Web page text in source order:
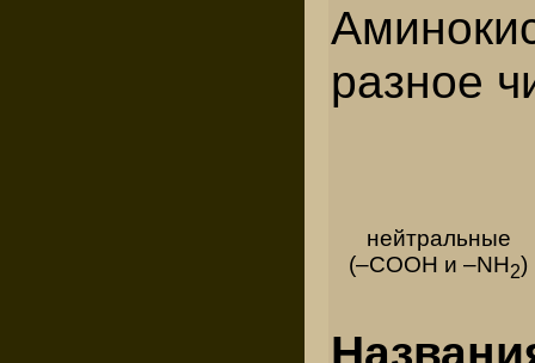
разное
нейтральные
(–СООН и –NH2)